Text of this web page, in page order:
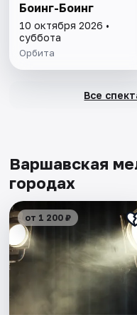
Боинг-Боинг
10 октября 2026 •
суббота
Орбита
Все
Варшавская
городах
от 1 200 ₽